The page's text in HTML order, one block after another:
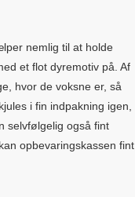
nemlig til at holde
et flot dyremotiv på. Af
hvor de voksne er, så
i fin indpakning igen,
selvfølgelig også fint
opbevaringskassen fint